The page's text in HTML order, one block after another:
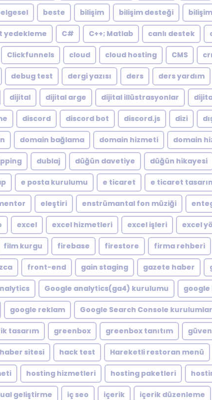
beste bilişim bilişim desteği
yedekleme C# C++; Matlab canlı destek
Clickfunnels cloud cloud hosting CMS
debug test dergi yazısı ders ders yardım
dijital dijital arge dijital illüstrasyonlar
discord discord bot discord.js dizi
domain bağlama domain hizmeti domain
dublaj düğün davetiye düğün hikayesi
e posta kurulumu e ticaret e ticaret
eleştiri enstrümantal fon müziği
excel excel hizmetleri excel işleri excel
film kurgu firebase firestore firma rehberi
front-end gain staging gazete haber
Google analytics(ga4) kurulumu
google reklam Google Search Console
tasarım greenbox greenbox tanıtım
haber sitesi hack test Hareketli restoran menü
hosting hizmetleri hosting paketleri
geliştirme iç seo içerik içerik düzenleme